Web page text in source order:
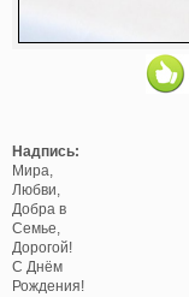
Надпись:
Мира,
Любви,
Добра в
Семье,
Дорогой!
С Днём
Рождения!